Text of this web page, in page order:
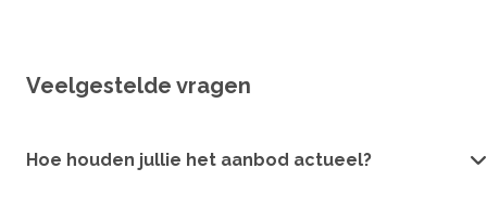
Veelgestelde vragen
Hoe houden jullie het aanbod actueel?